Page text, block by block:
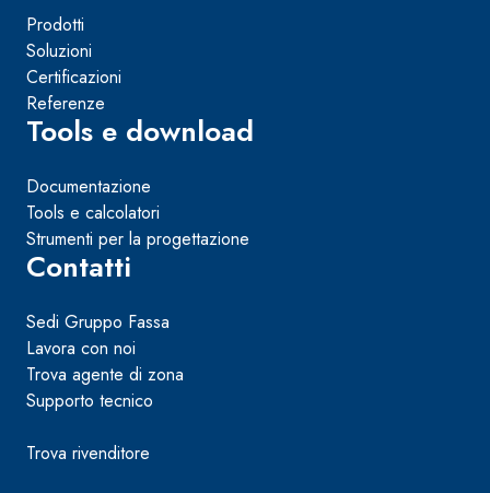
Prodotti
Soluzioni
Certificazioni
Referenze
Tools e download
Documentazione
Tools e calcolatori
Strumenti per la progettazione
Contatti
Sedi Gruppo Fassa
Lavora con noi
Trova agente di zona
Supporto tecnico
Trova rivenditore